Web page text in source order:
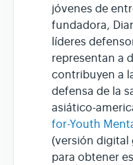
jóvenes de
fundadora,
líderes
representan a
contribuyen a
defensa de la
asiático-
for-Youth
(versión digital
para obtener